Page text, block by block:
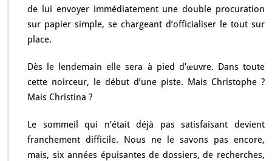
de lui envoyer immédiatement une double procuration
sur papier simple, se chargeant d’officialiser le tout sur
place.
Dès le lendemain elle sera à pied d’œuvre. Dans toute
cette noirceur, le début d’une piste. Mais Christophe ?
Mais Christina ?
Le sommeil qui n’était déjà pas satisfaisant devient
franchement difficile. Nous ne le savons pas encore,
mais, six années épuisantes de dossiers, de recherches,